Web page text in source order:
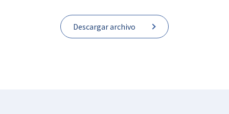
Descargar archivo